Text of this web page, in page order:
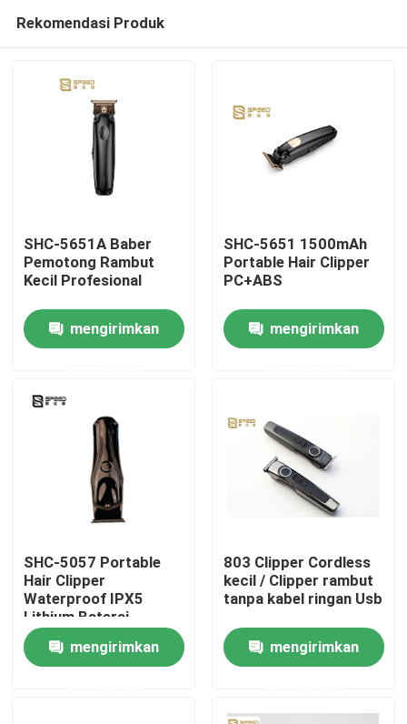
Tentang kita
Kontak
Tampilan VR
Alat Penggunting Rambut Profesional
Pemotong Rambut yang Bisa Diisi Ulang
Pengiris Rambut Tukang cukur
Rekomendasi Produk
SHC-5651A Baber
Pemotong Rambut
Kecil Profesional
mengirimkan
SHC-5651 1500mAh
Portable Hair Clipper
PC+ABS
mengirimkan
SHC-5057 Portable
Hair Clipper
Waterproof IPX5
Lithium Baterai
1200mAh
mengirimkan
803 Clipper Cordless
kecil / Clipper rambut
tanpa kabel ringan Usb
mengirimkan